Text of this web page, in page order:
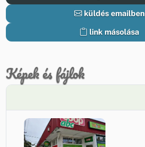
küldés emailben
link másolása
Képek és fájlok